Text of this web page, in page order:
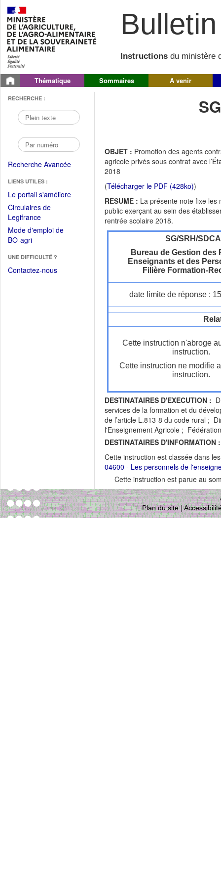
Instructions du ministère
Thématique Sommaires A venir
RECHERCHE :
Recherche Avancée
LIENS UTILES :
Le portail s'améliore(Fichier
Circulaires de
Legifrance(Ouvrir
dans
une
fenêtre)
Mode d'emploi de
BO-agri(Ouvrir
une
nouvelle
UNE DIFFICULTÉ ?
Contactez-nous
OBJET : Promotion des agents
agricole privés sous contrat avec
2018
(Télécharger le PDF (428ko))
RESUME : La présente note fixe les
public exerçant au sein des
rentrée scolaire 2018.
SG/SRH/
Bureau de Gestion des
Enseignants et des
Filière Formation-
date limite de réponse :
Cette instruction n'abroge
instruction.
Cette instruction ne modifie
instruction.
DESTINATAIRES D'EXECUTION :
services de la formation et du
de l’article L.813-8 du code rural ;
l'Enseignement Agricole ;
DESTINATAIRES D'INFORMATION :
Cette instruction est classée dans
04600 - Les personnels de
Cette instruction est parue au
Plan du site|